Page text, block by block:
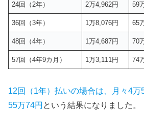
24回（2年） 2万4,962円 59
36回（3年） 1万8,076円 65
48回（4年） 1万4,687円 70
57回（4年9カ月） 1万3,111円 74
12回（1年）払いの場合は、月々4万
55万74円 という結果になりました。